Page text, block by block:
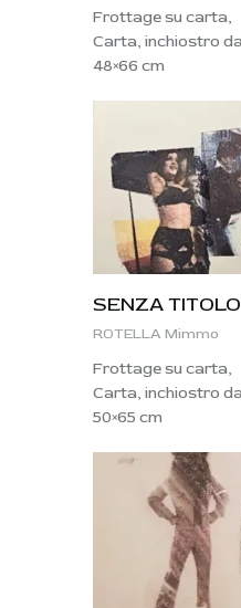
Frottage su carta,
Carta, inchiostro
48×66 cm
SENZA TITOLO
ROTELLA Mimmo
Frottage su carta,
Carta, inchiostro
50×65 cm